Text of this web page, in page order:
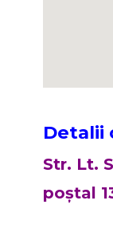
Detalii
Str. Lt.
poștal